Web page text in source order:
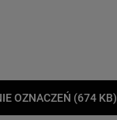
OZNACZEŃ (674 KB)